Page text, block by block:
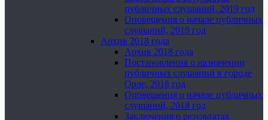
публичных слушаний, 2019 год
Оповещения о начале публичных
слушаний, 2019 год
Архив 2018 года
Архив 2018 года
Постановления о назначении
публичных слушаний в городе
Орле, 2018 год
Оповещения о начале публичных
слушаний, 2018 год
Заключения о результатах